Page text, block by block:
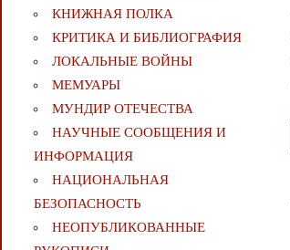
КНИЖНАЯ ПОЛКА
КРИТИКА И БИБЛИОГРАФИЯ
ЛОКАЛЬНЫЕ ВОЙНЫ
МЕМУАРЫ
МУНДИР ОТЕЧЕСТВА
НАУЧНЫЕ СООБЩЕНИЯ И
ИНФОРМАЦИЯ
НАЦИОНАЛЬНАЯ
БЕЗОПАСНОСТЬ
НЕОПУБЛИКОВАННЫЕ